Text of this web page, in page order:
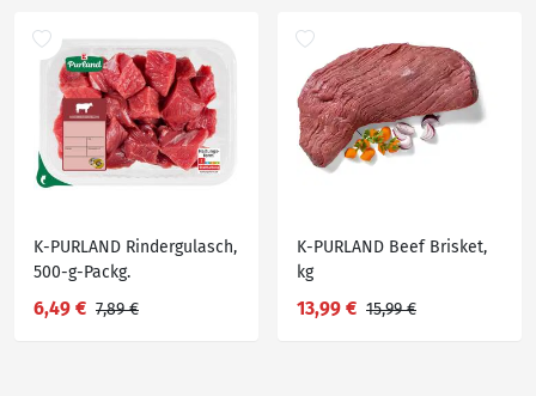
K-PURLAND Rindergulasch,
500-g-Packg.
6,49 € 7,89 €
K-PURLAND Beef Brisket,
kg
13,99 € 15,99 €